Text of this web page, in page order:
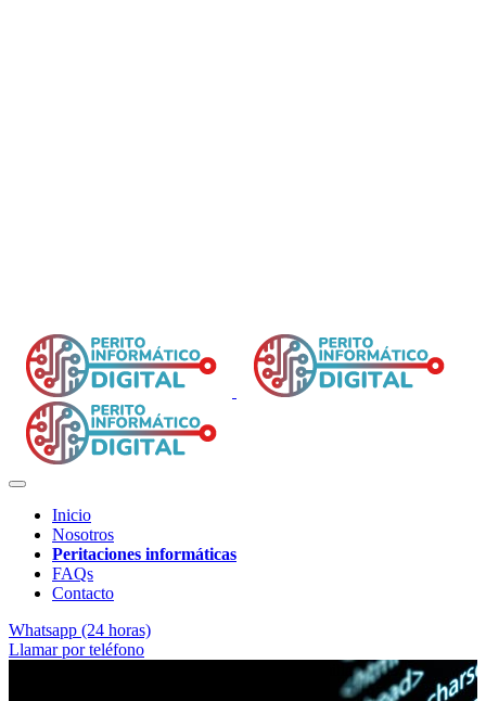
Inicio
Nosotros
Peritaciones informáticas
FAQs
Contacto
Whatsapp (24 horas)
Llamar por teléfono